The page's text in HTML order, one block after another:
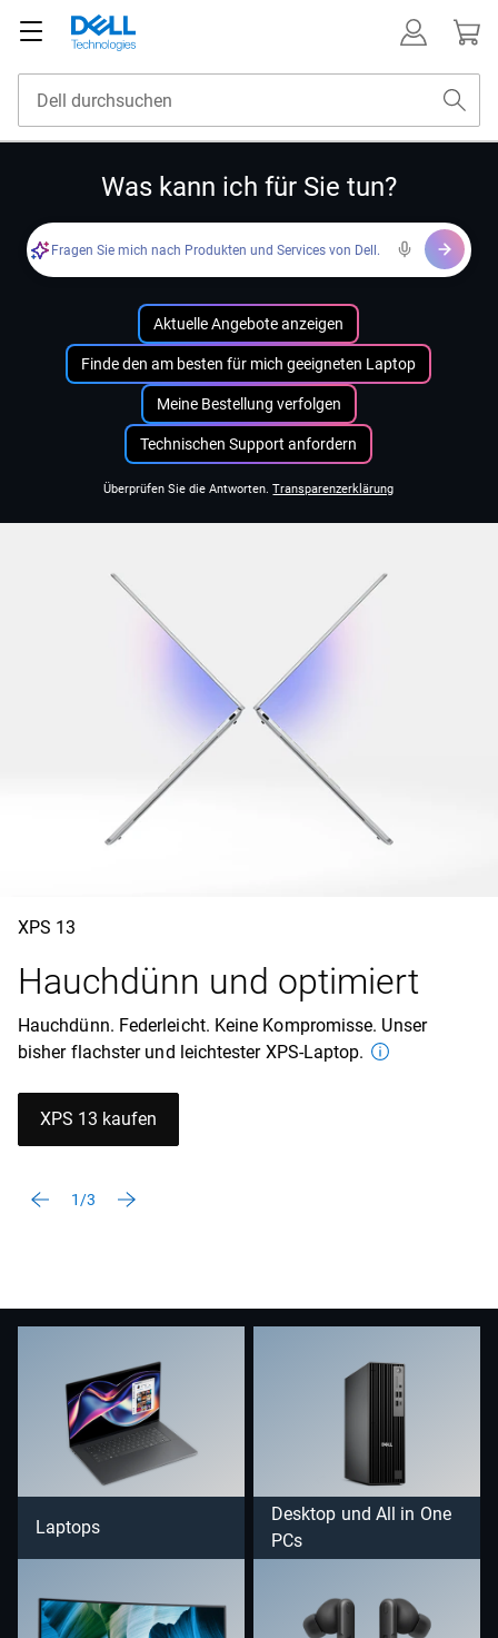
Was kann ich für Sie tun?
Fragen Sie mich nach Produkten und Services von Dell.
Aktuelle Angebote anzeigen
Finde den am besten für mich geeigneten Laptop
Meine Bestellung verfolgen
Technischen Support anfordern
Überprüfen Sie die Antworten.Transparenzerklärung
XPS 13
Hauchdünn und optimiert
Hauchdünn. Federleicht. Keine Kompromisse. Unser
bisher flachster und leichtester XPS-Laptop.
XPS 13 kaufen
1/3
Laptops
Desktop und All in One
PCs